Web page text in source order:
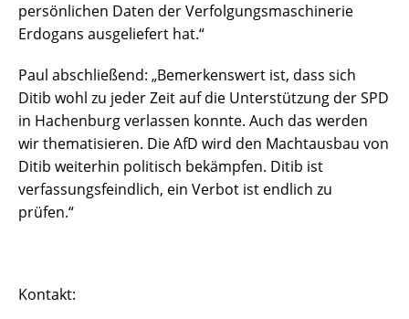
persönlichen Daten der Verfolgungsmaschinerie
Erdogans ausgeliefert hat.“
Paul abschließend: „Bemerkenswert ist, dass sich
Ditib wohl zu jeder Zeit auf die Unterstützung der SPD
in Hachenburg verlassen konnte. Auch das werden
wir thematisieren. Die AfD wird den Machtausbau von
Ditib weiterhin politisch bekämpfen. Ditib ist
verfassungsfeindlich, ein Verbot ist endlich zu
prüfen.“
Kontakt: